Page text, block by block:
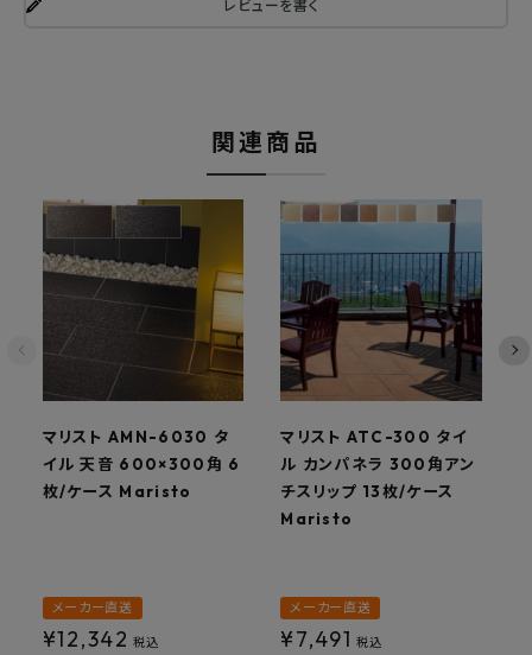
レビューを書く
関連商品
マリスト AMN-6030 タ
イル 天音 600×300角 6
枚/ケース Maristo
メーカー直送
¥12,342 税込
マリスト ATC-300 タイ
ル カンパネラ 300角アン
チスリップ 13枚/ケース
Maristo
メーカー直送
¥7,491 税込